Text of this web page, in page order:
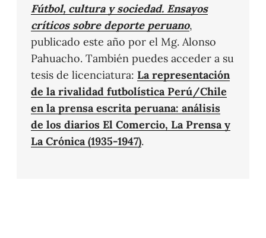
Fútbol, cultura y sociedad. Ensayos
críticos sobre deporte peruano,
publicado este año por el Mg. Alonso
Pahuacho. También puedes acceder a su
tesis de licenciatura: La representación
de la rivalidad futbolística Perú/Chile
en la prensa escrita peruana: análisis
de los diarios El Comercio, La Prensa y
La Crónica (1935-1947).